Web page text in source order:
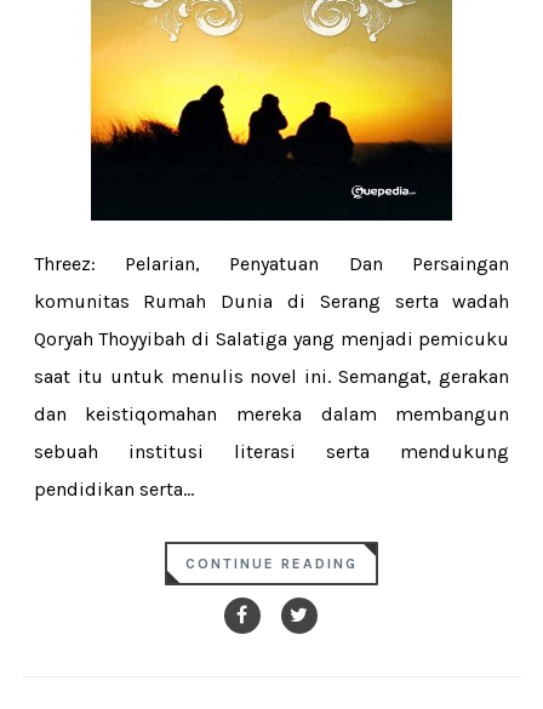
Threez: Pelarian, Penyatuan Dan Persaingan
komunitas Rumah Dunia di Serang serta wadah
Qoryah Thoyyibah di Salatiga yang menjadi pemicuku
saat itu untuk menulis novel ini. Semangat, gerakan
dan keistiqomahan mereka dalam membangun
sebuah institusi literasi serta mendukung
pendidikan serta...
CONTINUE READING